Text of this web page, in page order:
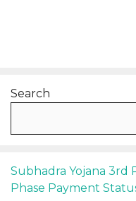
Search
Subhadra Yojana 3rd
Phase Payment